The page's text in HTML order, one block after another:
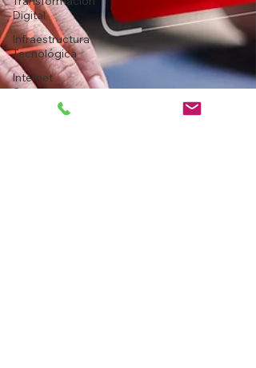
Digital
Infraestructura
Tecnológica
Internet
Corporativo